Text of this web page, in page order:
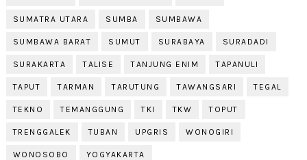
SUMATRA UTARA SUMBA SUMBAWA
SUMBAWA BARAT SUMUT SURABAYA SURADADI
SURAKARTA TALISE TANJUNG ENIM TAPANULI
TAPUT TARMAN TARUTUNG TAWANGSARI TEGAL
TEKNO TEMANGGUNG TKI TKW TOPUT
TRENGGALEK TUBAN UPGRIS WONOGIRI
WONOSOBO YOGYAKARTA